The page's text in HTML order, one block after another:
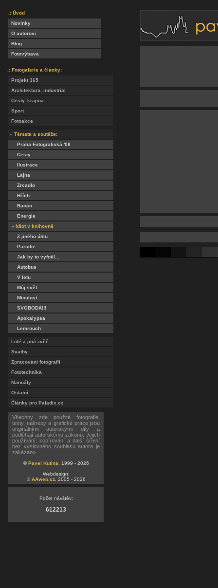
.: Úvod
Novinky
O autorovi
Blog
Fotovýbava
.: Fotogalerie a články:
Projekt 365
Architektura, industrial
Cesty, krajina
Sport
Fotoakce
» Témata a soutěže:
Praha Fotografická '08
Cesty
Ilustrace
Lajna
Zrcadlo
Hřích
Banán
Energie
» Idiot v knihovně
Z jiného úhlu
Parodie
Jak by to vyfotil...
Autobus
V letu
Můj svět
Minulost
SVOBODA!!!
Apokalypsa
Lemrouch
Lidé a jiná zvěř
Svatby
Zpracování fotografií
Fototechnika
Manuály
Ostatní
Články pro Paladix.cz
Všechny zde použité fotografie,
texty, nákresy a grafické práce jsou
originálními autorskými díly a
podléhají autorskému zákonu. Jejich
používání, kopírování a další šíření
bez výslovného souhlasu autora je
zakázáno.
©Pavel Kutina , 1999 - 2026
Webdesign:
©AAweb.cz, 2005 - 2026
Počet návštěv:
612213